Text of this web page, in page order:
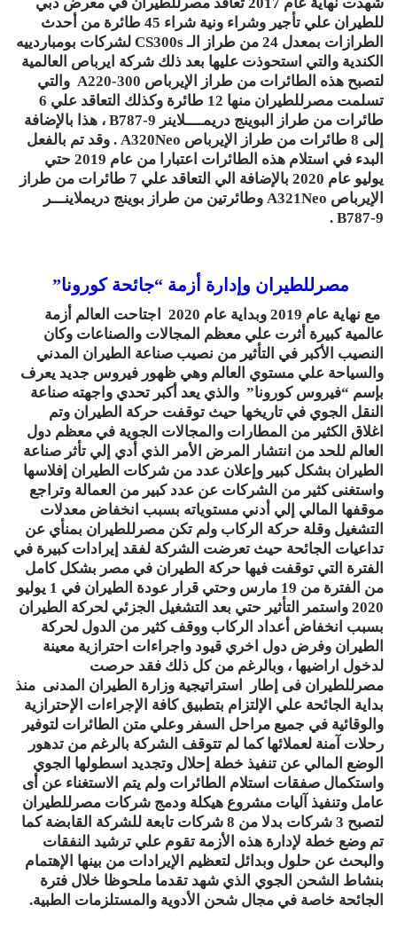
للطيران علي تأجير وشراء ونية شراء 45 طائرة من أحدث
الطرازات بمعدل 24 من طراز الـ CS300s لشركات بومباردييه
الكندية والتي استحوذت عليها بعد ذلك شركة ايرباص العالمية
لتصبح هذه الطائرات من طراز الإيرباص A220-300 والتي
تسلمت مصرللطيران منها 12 طائرة وكذلك التعاقد علي 6
طائرات من طراز البوينج دريمــــلاينر B787-9 ، هذا بالإضافة
إلى 8 طائرات من طراز الإيرباص A320Neo . وقد تم بالفعل
البدء في استلام هذه الطائرات اعتبارا من عام 2019 حتي
يوليو عام 2020 بالإضافة الي التعاقد علي 7 طائرات من طراز
الإيرباص A321Neo وطائرتين من طراز بوينج دريملاينـــر
B787-9 .
مصرللطيران وإدارة أزمة “جائحة كورونا”
مع نهاية عام 2019 وبداية عام 2020 اجتاحت العالم أزمة
عالمية كبيرة أثرت علي معظم المجالات والصناعات وكان
النصيب الأكبر في التأثير من نصيب صناعة الطيران المدني
والسياحة علي مستوي العالم وهي ظهور فيروس جديد يعرف
بإسم “فيروس كورونا” والذي يعد أكبر تحدي واجهته صناعة
النقل الجوي في تاريخها حيث توقفت حركة الطيران وتم
اغلاق الكثير من المطارات والمجالات الجوية في معظم دول
العالم للحد من انتشار المرض الأمر الذي أدي إلي تأثر صناعة
الطيران بشكل كبير وإعلان عدد من شركات الطيران إفلاسها
واستغنى كثير من الشركات عن عدد كبير من العمالة وتراجع
موقفها المالي إلي أدني مستوياته بسبب انخفاض معدلات
التشغيل وقلة حركة الركاب ولم تكن مصرللطيران بمنأي عن
تداعيات الجائحة حيث تعرضت الشركة لفقد إيرادات كبيرة في
الفترة التي توقفت فيها حركة الطيران في مصر بشكل كامل
من الفترة من 19 مارس وحتي قرار عودة الطيران في 1 يوليو
2020 واستمر التأثير حتي بعد التشغيل الجزئي لحركة الطيران
بسبب انخفاض أعداد الركاب ووقف كثير من الدول لحركة
الطيران وفرض دول اخري قيود واجراءات احترازية معينة
لدخول اراضيها ، وبالرغم من كل ذلك فقد حرصت
مصرللطيران فى إطار استراتيجية وزارة الطيران المدنى منذ
بداية الجائحة علي الإلتزام بتطبيق كافة الإجراءات الإحترازية
والوقائية في جميع مراحل السفر وعلي متن الطائرات لتوفير
رحلات آمنة لعملائها كما لم تتوقف الشركة بالرغم من تدهور
الوضع المالي عن تنفيذ خطة إحلال وتجديد اسطولها الجوي
واستكمال صفقات استلام الطائرات ولم يتم الاستغناء عن أى
عامل وتنفيذ آليات مشروع هيكلة ودمج شركات مصرللطيران
لتصبح 3 شركات بدلا من 8 شركات تابعة للشركة القابضة كما
تم وضع خطة لإدارة هذه الأزمة تقوم علي ترشيد النفقات
والبحث عن حلول وبدائل لتعظيم الإيرادات من بينها الإهتمام
بنشاط الشحن الجوي الذي شهد تقدما ملحوظا خلال فترة
الجائحة خاصة في مجال شحن الأدوية والمستلزمات الطبية.